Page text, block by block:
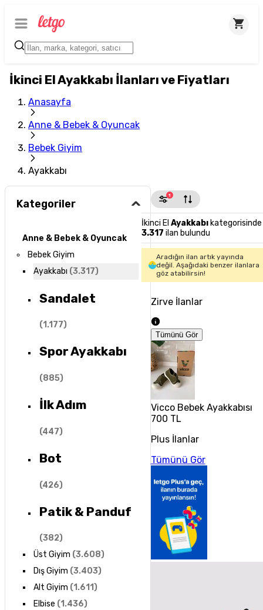
İkinci El Ayakkabı İlanları ve Fiyatları
Anasayfa
Anne & Bebek & Oyuncak
Bebek Giyim
Ayakkabı
Kategoriler
Anne & Bebek & Oyuncak
Bebek Giyim
Ayakkabı (3.317)
Sandalet
(1.177)
Spor Ayakkabı
(885)
İlk Adım
(447)
Bot
(426)
Patik & Panduf
(382)
Üst Giyim (3.608)
Dış Giyim (3.403)
Alt Giyim (1.611)
Elbise (1.436)
1
İkinci El Ayakkabıkategorisinde
3.317 ilan bulundu
Aradığın ilan artık yayında
değil. Aşağıdaki benzer ilanlara
göz atabilirsin!
Zirve İlanlar
Tümünü Gör
Vicco Bebek Ayakkabısı
700 TL
Plus İlanlar
Tümünü Gör